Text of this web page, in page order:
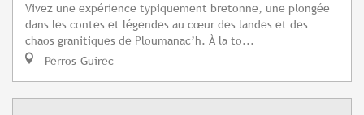
Vivez une expérience typiquement bretonne, une plongée
dans les contes et légendes au cœur des landes et des
chaos granitiques de Ploumanac’h. À la to...
Perros-Guirec